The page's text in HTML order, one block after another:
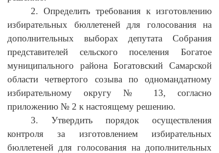
2. Определить требования к изготовлению
избирательных бюллетеней для голосования на
дополнительных выборах депутата Собрания
представителей сельского поселения Богатое
муниципального района Богатовский Самарской
области четвертого созыва по одномандатному
избирательному округу № 13, согласно
приложению № 2 к настоящему решению.
3. Утвердить порядок осуществления
контроля за изготовлением избирательных
бюллетеней для голосования на дополнительных